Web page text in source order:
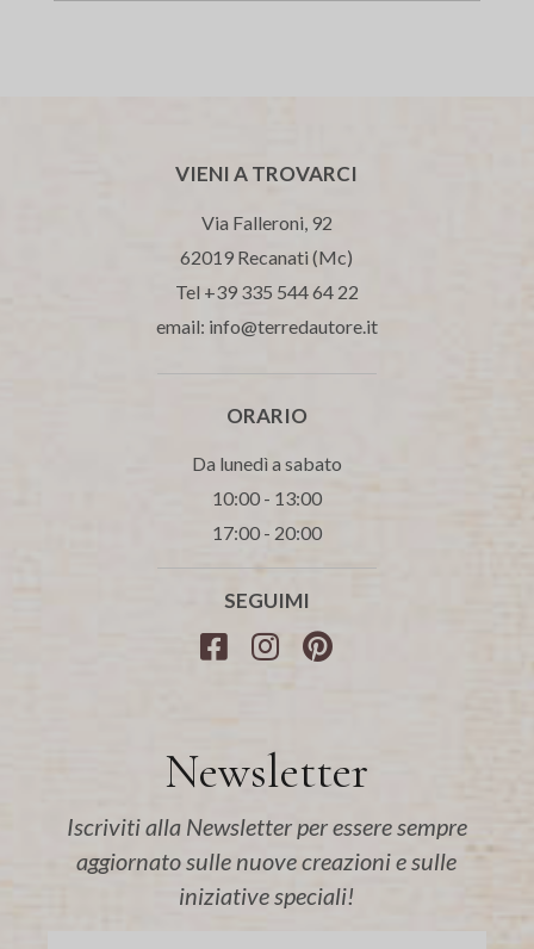
VIENI A TROVARCI
Via Falleroni, 92
62019 Recanati (Mc)
Tel +39 335 544 64 22
email: info@terredautore.it
ORARIO
Da lunedì a sabato
10:00 - 13:00
17:00 - 20:00
SEGUIMI
Newsletter
Iscriviti alla Newsletter per essere sempre
aggiornato sulle nuove creazioni e sulle
iniziative speciali!